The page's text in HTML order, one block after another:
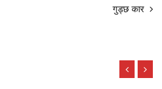
गुड्छ कार